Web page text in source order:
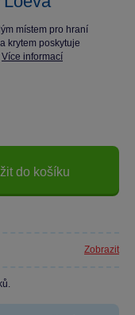
místem pro hraní
krytem poskytuje
Více informací
do košíku
Zobrazit